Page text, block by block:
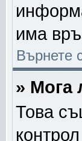
има
Върнете
» Мога
Това